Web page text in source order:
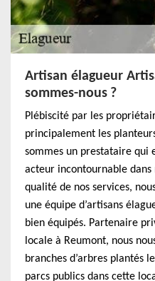
Artisan élagueur
sommes-nous ?
Plébiscité par les
principalement les
sommes un prestataire qui
acteur incontournable
qualité de nos services,
une équipe d’artisans
bien équipés. Partenaire
locale à Reumont, nous
branches d’arbres plantés
parcs publics dans cette